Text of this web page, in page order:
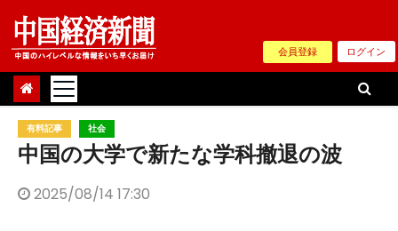
Skip
content
会員登録 ログイン
有料記事 社会
中国の大学で新たな学科撤退の波
2025/08/14 17:30